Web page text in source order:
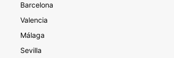
Barcelona
Valencia
Málaga
Sevilla